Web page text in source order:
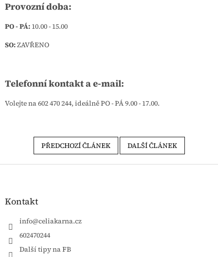
Provozní doba:
PO - PÁ: 10.00 - 15.00
SO:ZAVŘENO
Telefonní kontakt a e-mail:
Volejte na 602 470 244, ideálně PO - PÁ 9.00 - 17.00.
PŘEDCHOZÍ ČLÁNEK DALŠÍ ČLÁNEK
Zápatí
Kontakt
info@celiakarna.cz
602470244
Další tipy na FB